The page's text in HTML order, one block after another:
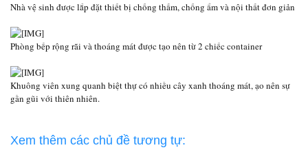
Nhà vệ sinh được lắp đặt thiết bị chống thấm, chống ẩm và nội thất đơn giản
Phòng bếp rộng rãi và thoáng mát được tạo nên từ 2 chiếc container
Khuông viên xung quanh biệt thự có nhiều cây xanh thoáng mát, ạo nên sự
gần gũi với thiên nhiên.
Xem thêm các chủ đề tương tự: